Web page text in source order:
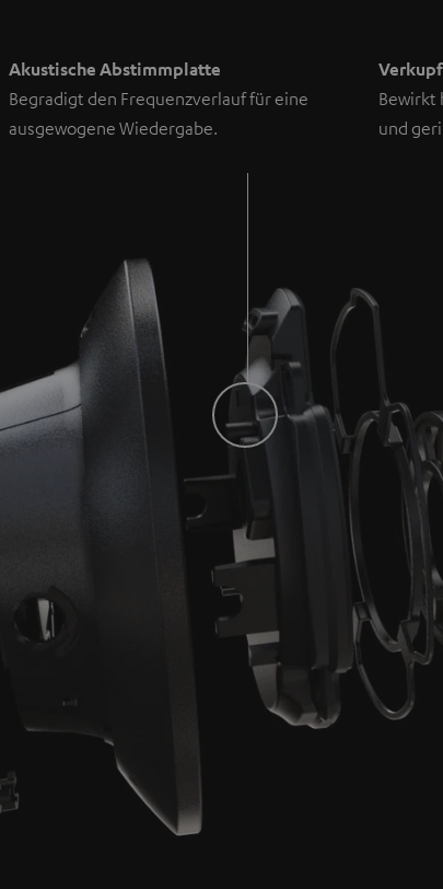
Akustische Abstimmplatte
Begradigt den Frequenzverlauf für eine
ausgewogene Wiedergabe.
Bewirkt
und